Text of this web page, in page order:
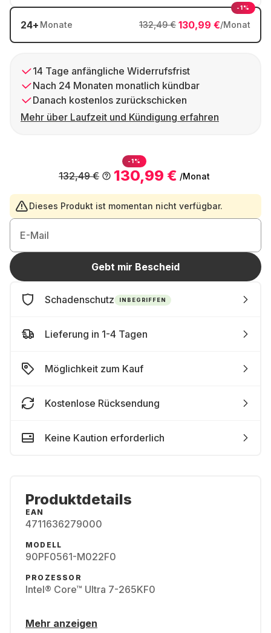
24+ Monate 130,99 €/Monat
132,49 €
-1%
14 Tage anfängliche Widerrufsfrist
Nach 24 Monaten monatlich kündbar
Danach kostenlos zurückschicken
Mehr über Laufzeit und Kündigung erfahren
-1%
130,99 € /Monat
132,49 €
Dieses Produkt ist momentan nicht verfügbar.
E-Mail
Gebt mir Bescheid
Schadenschutz INBEGRIFFEN
Lieferung in 1-4 Tagen
Möglichkeit zum Kauf
Kostenlose Rücksendung
Keine Kaution erforderlich
Produktdetails
EAN
4711636279000
MODELL
90PF0561-M022F0
PROZESSOR
Intel® Core™ Ultra 7-265KF0
Mehr anzeigen